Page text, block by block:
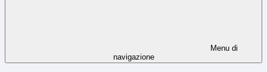
Menu di
navigazione